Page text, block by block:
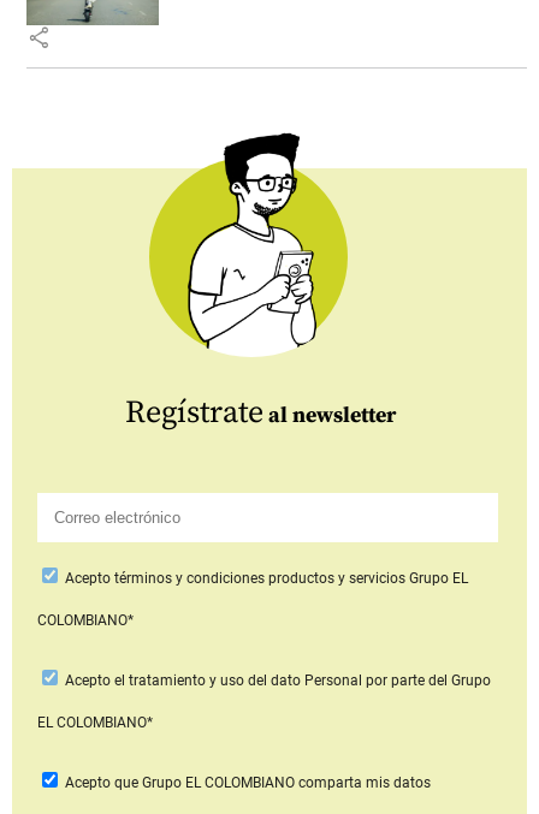
share
Regístrate al newsletter
Aceptotérminos y condiciones productos y serviciosGrupo EL
COLOMBIANO*
Acepto el tratamiento y uso del dato Personal por parte del Grupo
EL COLOMBIANO*
Acepto que Grupo EL COLOMBIANOcomparta mis datos